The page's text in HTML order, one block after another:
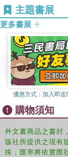
stylist, she selects
the world to direct
photographers. But
suites at the Ritz
begins to wear on
must find a
pursue proper
menagerie of farm
Before she settles
flourish of the royal
主題書展
更多書展
優惠方式： 加入即送
購物須知
外文書商品之書封
版社所提供之現有
殊，匯率將依實際